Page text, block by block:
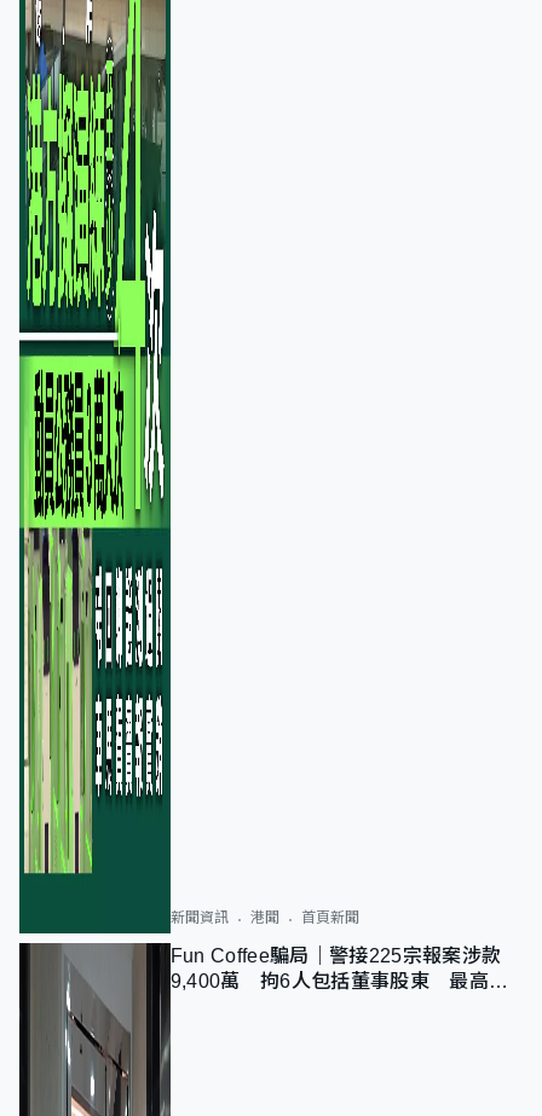
新聞資訊 港聞 首頁新聞
Fun Coffee騙局｜警接225宗報案涉款
9,400萬 拘6人包括董事股東 最高金